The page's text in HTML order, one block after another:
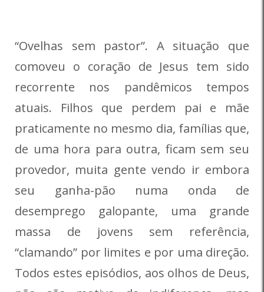
“Ovelhas sem pastor”. A situação que
comoveu o coração de Jesus tem sido
recorrente nos pandêmicos tempos
atuais. Filhos que perdem pai e mãe
praticamente no mesmo dia, famílias que,
de uma hora para outra, ficam sem seu
provedor, muita gente vendo ir embora
seu ganha-pão numa onda de
desemprego galopante, uma grande
massa de jovens sem referência,
“clamando” por limites e por uma direção.
Todos estes episódios, aos olhos de Deus,